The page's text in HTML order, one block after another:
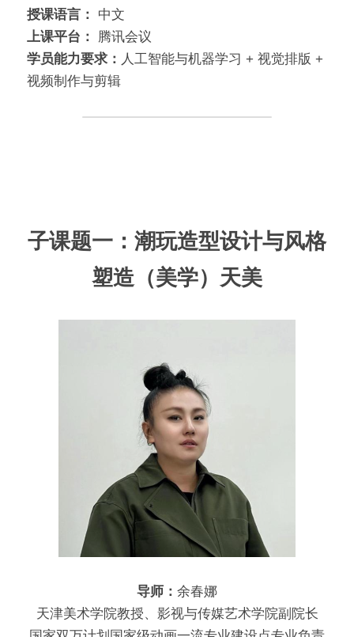
授课语言：
中文
上课平台： 腾讯会议
学员能力要求： 人工智能与机器学习 + 视觉排版 +
视频制作与剪辑
子课题一：潮玩造型设计与风格
塑造（美学）天美
导师： 余春娜
天津美术学院教授、影视与传媒艺术学院副院长